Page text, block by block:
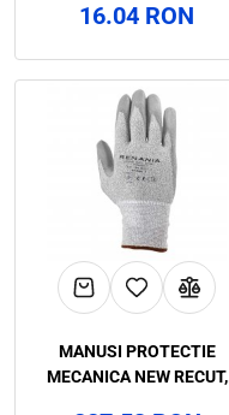
ART.20C3
16.04 RON
MANUSI PROTECTIE
MECANICA NEW RECUT,